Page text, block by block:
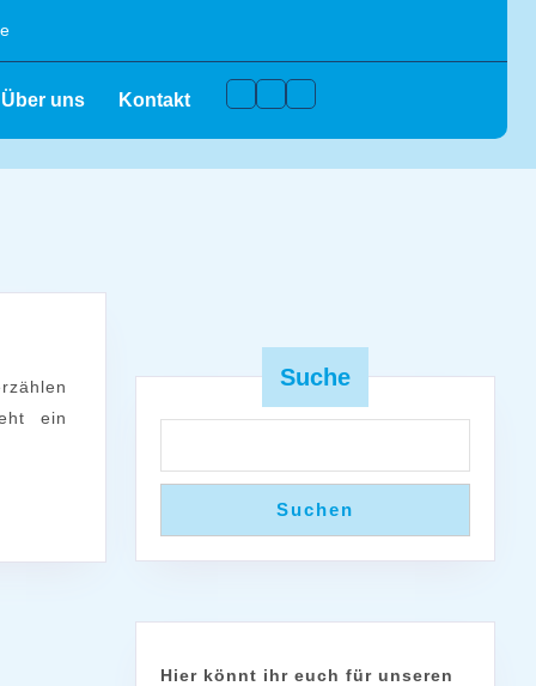
Über uns Kontakt Facebook
Instagram
Youtube
ein
Suche
Suchen
Hier könnt ihr euch für unseren